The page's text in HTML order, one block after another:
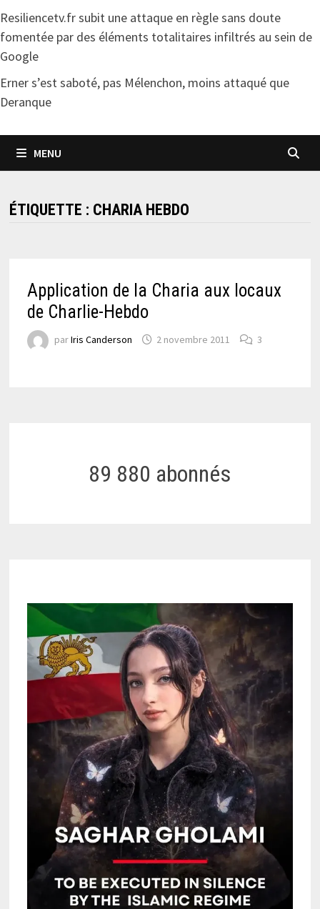
Resiliencetv.fr subit une attaque en règle sans doute
fomentée par des éléments totalitaires infiltrés au sein de
Google
Erner s’est saboté, pas Mélenchon, moins attaqué que
Deranque
MENU
ÉTIQUETTE : CHARIA HEBDO
Application de la Charia aux locaux
de Charlie-Hebdo
parIris Canderson 2 novembre 2011 3
89 880 abonnés